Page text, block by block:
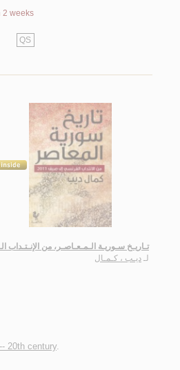
2 weeks
QS
تـاريـخ سـوريـة الـمـعـاصـر، من الإنـتـداب
لـ ديـب ، كـمـال
20th century.